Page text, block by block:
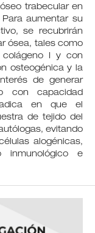
trabecular en
aumentar su
se recubrirán
ósea, tales como
colágeno I y con
osteogénica y la
de generar
con capacidad
en que el
de tejido del
evitando
alogénicas,
inmunológico e